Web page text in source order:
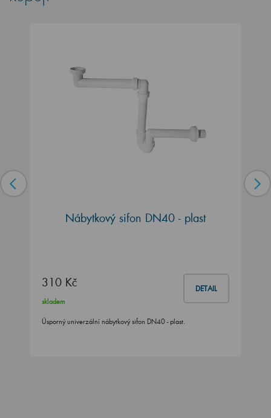
Nábytkový sifon DN40 - plast
310 Kč DETAIL
skladem
Úsporný univerzální nábytkový sifon DN40 - plast.